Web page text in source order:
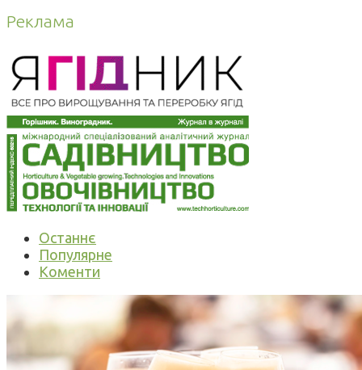
Реклама
Останнє
Популярне
Коменти